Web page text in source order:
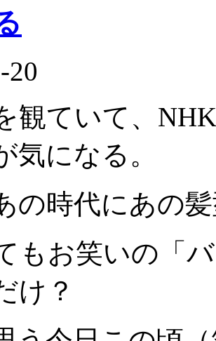
20
観ていて、
気になる。
の時代にあの
もお笑いの「
け？